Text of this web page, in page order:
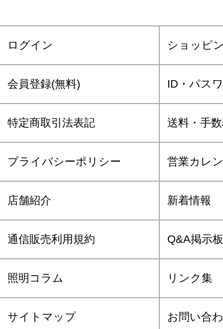
ログイン ショッピ
会員登録(無料) ID・パス
特定商取引法表記 送料・手
プライバシーポリシー 営業カレ
店舗紹介 新着情報
通信販売利用規約 Q&A掲示板
照明コラム リンク集
サイトマップ お問い合